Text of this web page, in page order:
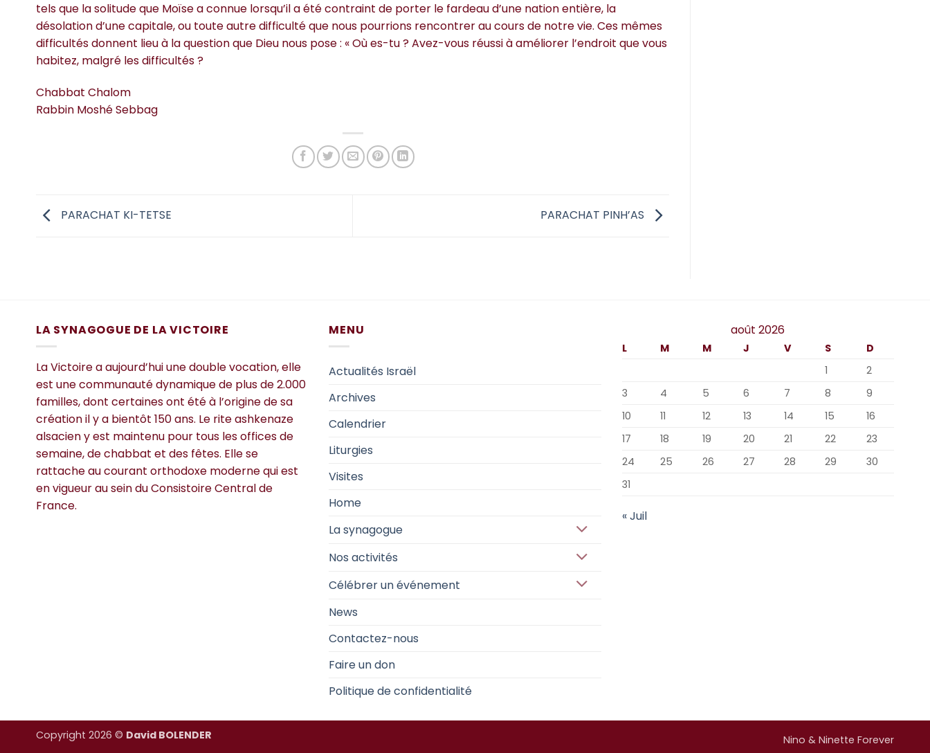
tels que la solitude que Moïse a connue lorsqu’il a été contraint de porter le fardeau d’une nation entière, la
désolation d’une capitale, ou toute autre difficulté que nous pourrions rencontrer au cours de notre vie. Ces mêmes
difficultés donnent lieu à la question que Dieu nous pose : « Où es-tu ? Avez-vous réussi à améliorer l’endroit que vous
habitez, malgré les difficultés ?
Chabbat Chalom
Rabbin Moshé Sebbag
PARACHAT KI-TETSE PARACHAT PINH’AS
LA SYNAGOGUE DE LA VICTOIRE
La Victoire a aujourd’hui une double vocation, elle
est une communauté dynamique de plus de 2.000
familles, dont certaines ont été à l’origine de sa
création il y a bientôt 150 ans. Le rite ashkenaze
alsacien y est maintenu pour tous les offices de
semaine, de chabbat et des fêtes. Elle se
rattache au courant orthodoxe moderne qui est
en vigueur au sein du Consistoire Central de
France.
MENU
Actualités Israël
Archives
Calendrier
Liturgies
Visites
Home
La synagogue
Nos activités
Célébrer un événement
News
Contactez-nous
Faire un don
Politique de confidentialité
août 2026
L M M J V S
D
1
2
3
4 5 6 7 8
9
10
11 12 13 14 15
16
17
18 19 20 21 22
23
24
25 26 27 28 29
30
31
« Juil
Nino & Ninette Forever
Copyright 2026 © David BOLENDER